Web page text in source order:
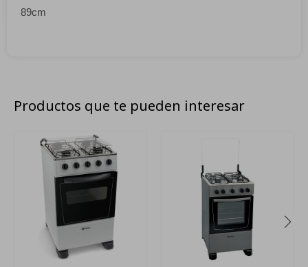
89cm
Productos que te pueden interesar